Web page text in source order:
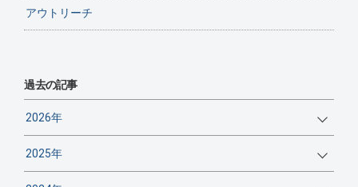
アウトリーチ
過去の記事
2026年
2025年